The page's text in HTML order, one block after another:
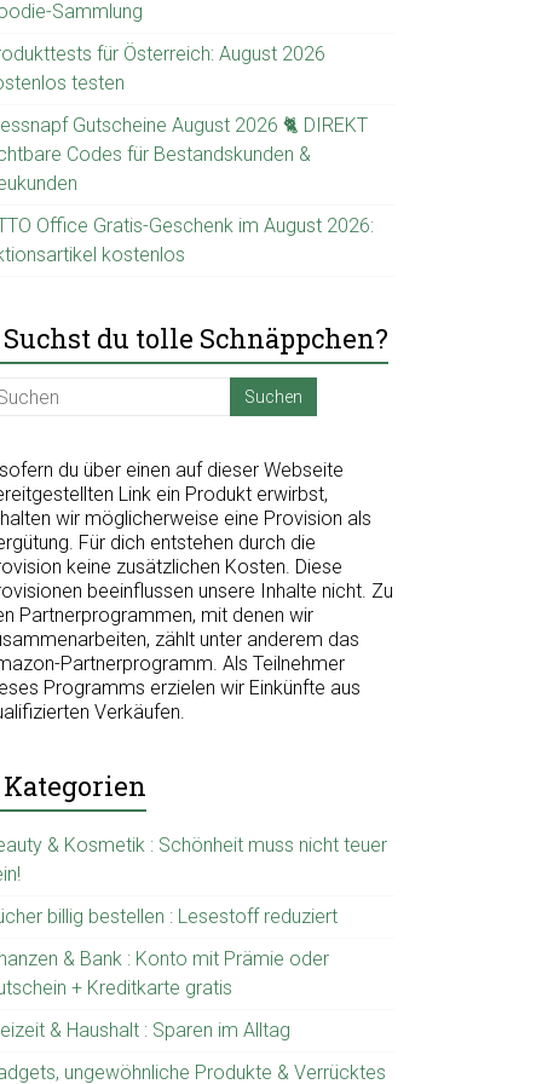
Sammlung
für Österreich: August 2026
testen
Gutscheine August 2026 🐈 DIREKT
Codes für Bestandskunden &
Office Gratis-Geschenk im August 2026:
kostenlos
Suchst du tolle Schnäppchen?
du über einen auf dieser Webseite
Link ein Produkt erwirbst,
wir möglicherweise eine Provision als
Für dich entstehen durch die
keine zusätzlichen Kosten. Diese
beeinflussen unsere Inhalte nicht. Zu
Partnerprogrammen, mit denen wir
zählt unter anderem das
Partnerprogramm. Als Teilnehmer
Programms erzielen wir Einkünfte aus
Verkäufen.
Kategorien
& Kosmetik : Schönheit muss nicht teuer
billig bestellen : Lesestoff reduziert
& Bank : Konto mit Prämie oder
+ Kreditkarte gratis
& Haushalt : Sparen im Alltag
ungewöhnliche Produkte & Verrücktes